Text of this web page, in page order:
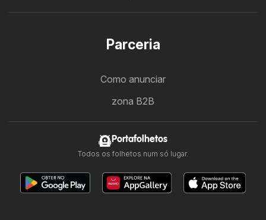
Parceria
Como anunciar
zona B2B
Portafolhetos
Todos os folhetos num só lugar.